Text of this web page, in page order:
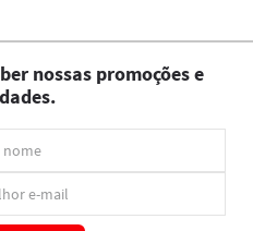
nossas promoções e